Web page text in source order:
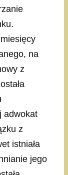
na
z
adwokat
z
istniała
jego